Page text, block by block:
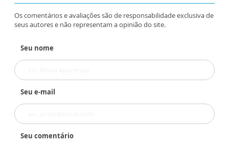
Os comentários e avaliações são de responsabilidade exclusiva de
seus autores e não representam a opinião do site.
Seu nome
Seu e-mail
Seu comentário